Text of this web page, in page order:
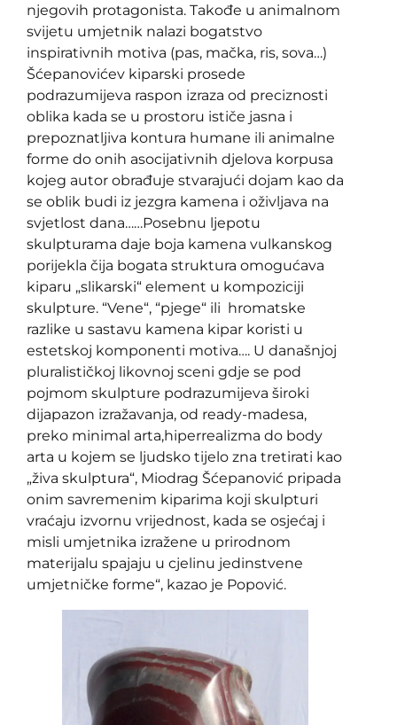
njegovih protagonista. Takođe u animalnom
svijetu umjetnik nalazi bogatstvo
inspirativnih motiva (pas, mačka, ris, sova…)
Šćepanovićev kiparski prosede
podrazumijeva raspon izraza od preciznosti
oblika kada se u prostoru ističe jasna i
prepoznatljiva kontura humane ili animalne
forme do onih asocijativnih djelova korpusa
kojeg autor obrađuje stvarajući dojam kao da
se oblik budi iz jezgra kamena i oživljava na
svjetlost dana……Posebnu ljepotu
skulpturama daje boja kamena vulkanskog
porijekla čija bogata struktura omogućava
kiparu „slikarski“ element u kompoziciji
skulpture. “Vene“, “pjege“ ili hromatske
razlike u sastavu kamena kipar koristi u
estetskoj komponenti motiva…. U današnjoj
pluralističkoj likovnoj sceni gdje se pod
pojmom skulpture podrazumijeva široki
dijapazon izražavanja, od ready-madesa,
preko minimal arta,hiperrealizma do body
arta u kojem se ljudsko tijelo zna tretirati kao
„živa skulptura“, Miodrag Šćepanović pripada
onim savremenim kiparima koji skulpturi
vraćaju izvornu vrijednost, kada se osjećaj i
misli umjetnika izražene u prirodnom
materijalu spajaju u cjelinu jedinstvene
umjetničke forme“, kazao je Popović.